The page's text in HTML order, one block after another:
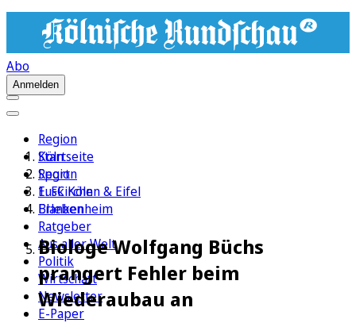
Abo
Anmelden
Region
Köln
Sport
1. FC Köln
Erleben
Ratgeber
Aus aller Welt
Politik
Wirtschaft
Newsletter
E-Paper
Startseite
Region
Euskirchen & Eifel
Blankenheim
Biologe Wolfgang Büchs
prangert Fehler beim
Wiederaubau an